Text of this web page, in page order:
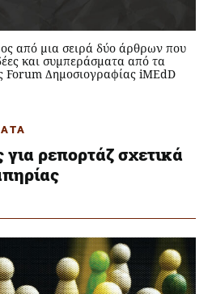
από μια σειρά δύο άρθρων που
και συμπεράσματα από τα
Forum Δημοσιογραφίας iMEdD
ρεπορτάζ σχετικά